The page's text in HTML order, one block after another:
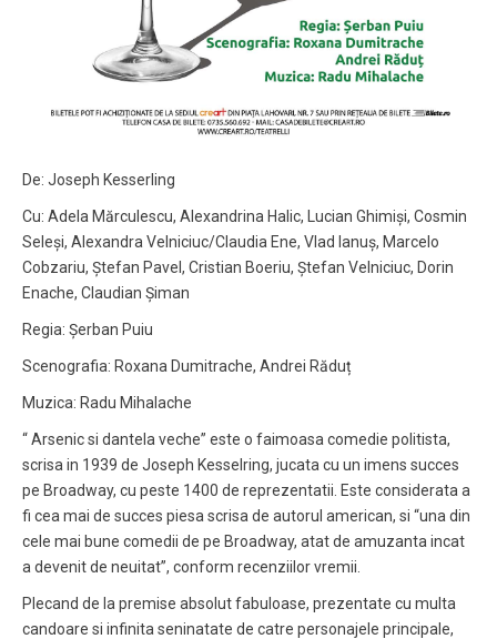
De: Joseph Kesserling
Cu: Adela Mărculescu, Alexandrina Halic, Lucian Ghimiși, Cosmin
Seleși, Alexandra Velniciuc/Claudia Ene, Vlad Ianuș, Marcelo
Cobzariu, Ștefan Pavel, Cristian Boeriu, Ștefan Velniciuc, Dorin
Enache, Claudian Șiman
Regia: Șerban Puiu
Scenografia: Roxana Dumitrache, Andrei Răduț
Muzica: Radu Mihalache
“ Arsenic si dantela veche” este o faimoasa comedie politista,
scrisa in 1939 de Joseph Kesselring, jucata cu un imens succes
pe Broadway, cu peste 1400 de reprezentatii. Este considerata a
fi cea mai de succes piesa scrisa de autorul american, si “una din
cele mai bune comedii de pe Broadway, atat de amuzanta incat
a devenit de neuitat”, conform recenziilor vremii.
Plecand de la premise absolut fabuloase, prezentate cu multa
candoare si infinita seninatate de catre personajele principale,